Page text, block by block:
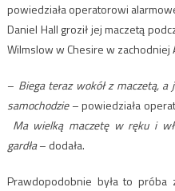
powiedziała operatorowi
Daniel Hall groził jej maczetą
Wilmslow w Chesire w zachodniej
– Biega teraz wokół z maczetą,
samochodzie– powiedziała
Ma wielką maczetę w ręku i
gardła– dodała.
Prawdopodobnie była to